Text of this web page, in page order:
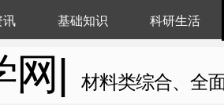
网| 材料类综合、全
讯 基础知识 科研生活